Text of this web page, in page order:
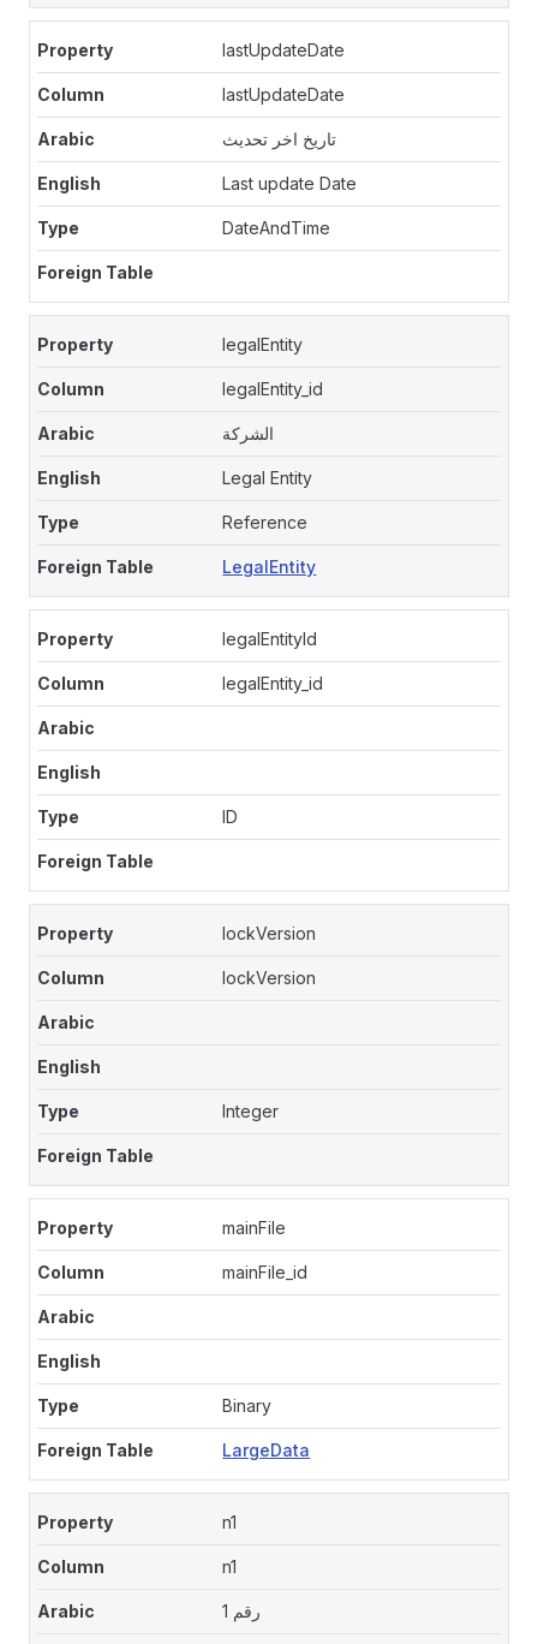
lastUpdateDate
lastUpdateDate
تاريخ اخر تحديث
Last update Date
DateAndTime
legalEntity
legalEntity_id
الشركة
Legal Entity
Reference
LegalEntity
legalEntityId
legalEntity_id
ID
lockVersion
lockVersion
Integer
mainFile
mainFile_id
Binary
LargeData
n1
n1
رقم 1